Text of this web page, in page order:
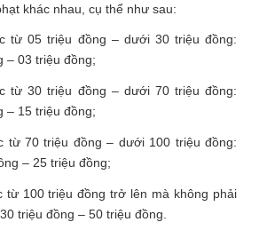
khác nhau, cụ thể như sau:
từ 05 triệu đồng – dưới 30 triệu đồng:
– 03 triệu đồng;
từ 30 triệu đồng – dưới 70 triệu đồng:
– 15 triệu đồng;
từ 70 triệu đồng – dưới 100 triệu đồng:
– 25 triệu đồng;
từ 100 triệu đồng trở lên mà không phải
triệu đồng – 50 triệu đồng.